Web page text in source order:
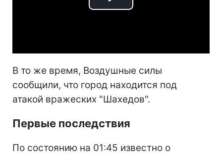
Play
В то же время, Воздушные силы
сообщили, что город находится под
атакой вражеских "Шахедов".
Первые последствия
По состоянию на 01:45 известно о